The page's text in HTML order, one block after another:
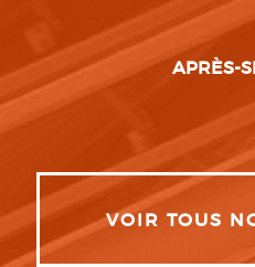
APRÈS-
VOIR TOUS